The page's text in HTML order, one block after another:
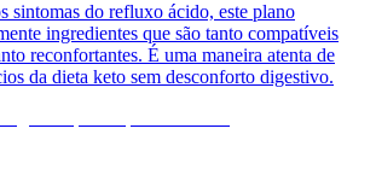
sintomas do refluxo ácido, este plano
ingredientes que são tanto compatíveis
reconfortantes. É uma maneira atenta de
da dieta keto sem desconforto digestivo.